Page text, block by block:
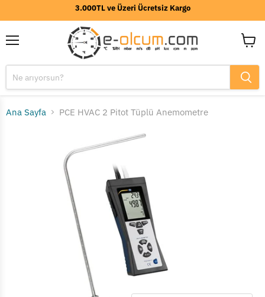
3.000TL ve Üzeri Ücretsiz Kargo
Ana Sayfa PCE HVAC 2 Pitot Tüplü Anemometre